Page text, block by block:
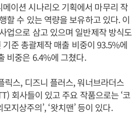
이션 시나리오 기획에서 마무리 작
할 수 있는 역량을 보유하고 있다. 이
업으로 삼고 있으며 일반제작 방식도
준 총괄제작 매출 비중이 93.5%에
비중은 6.4%에 그쳤다.
릭스, 디즈니 플러스, 워너브라더스
회사들이 있고 주요 작품으로는 ‘코
모지상주의’, ‘왓치맨’ 등이 있다.